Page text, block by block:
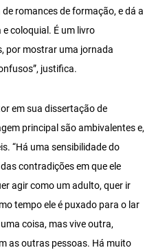
romances de formação, e dá a
coloquial. É um livro
por mostrar uma jornada
justifica.
em sua dissertação de
principal são ambivalentes e,
“Há uma sensibilidade do
contradições em que ele
agir como um adulto, quer ir
tempo ele é puxado para o lar
coisa, mas vive outra,
as outras pessoas. Há muito